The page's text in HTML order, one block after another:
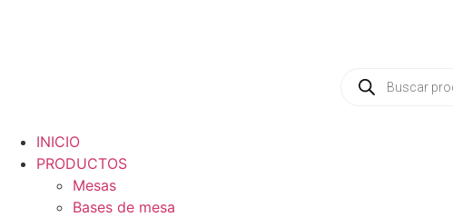
INICIO
PRODUCTOS
Mesas
Bases de mesa